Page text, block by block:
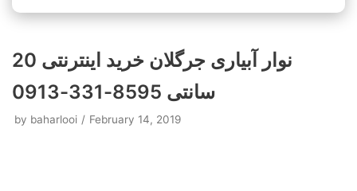
نوار آبیاری جرگلان خرید اینترنتی 20
سانتی 8595-331-0913
by baharlooi February 14, 2019